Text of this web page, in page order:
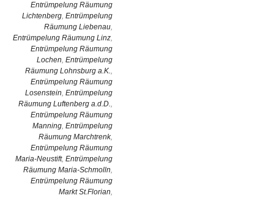
Entrümpelung Räumung
Lichtenberg, Entrümpelung
Räumung Liebenau,
Entrümpelung Räumung Linz,
Entrümpelung Räumung
Lochen, Entrümpelung
Räumung Lohnsburg a.K.,
Entrümpelung Räumung
Losenstein, Entrümpelung
Räumung Luftenberg a.d.D.,
Entrümpelung Räumung
Manning, Entrümpelung
Räumung Marchtrenk,
Entrümpelung Räumung
Maria-Neustift, Entrümpelung
Räumung Maria-Schmolln,
Entrümpelung Räumung
Markt St.Florian,